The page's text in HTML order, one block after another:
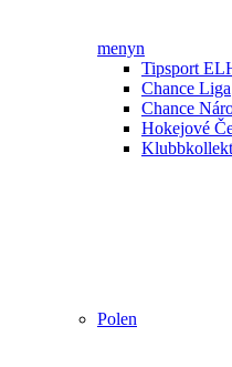
menyn
Tipsport
Chance Liga
Chance
Hokejové
Polen